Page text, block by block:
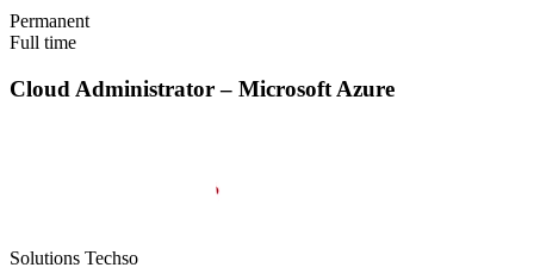
Permanent
Full time
Cloud Administrator – Microsoft Azure
Solutions Techso